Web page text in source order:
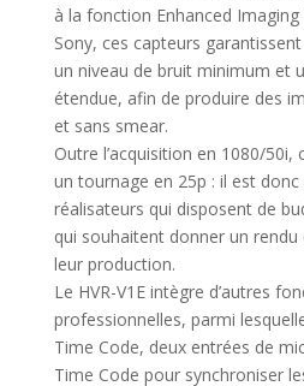
à la fonction Enhanced Imaging
Sony, ces capteurs
un niveau de bruit minimum et
étendue, afin de produire des
et sans smear.
Outre l’acquisition en 1080/
un tournage en 25p : il est donc
réalisateurs qui disposent de
qui souhaitent donner un
leur production.
Le HVR-V1E intègre d’autres
professionnelles, parmi
Time Code, deux entrées de
Time Code pour synchroniser